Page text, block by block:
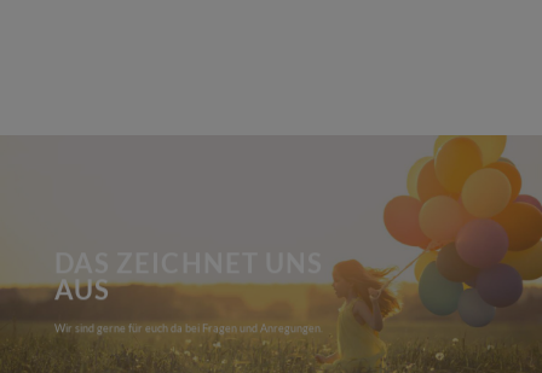
AUS
Wir sind gerne für euch da bei Fragen und Anregungen.